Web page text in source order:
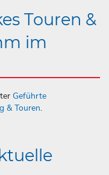
Touren &
im
Geführte
& Touren.